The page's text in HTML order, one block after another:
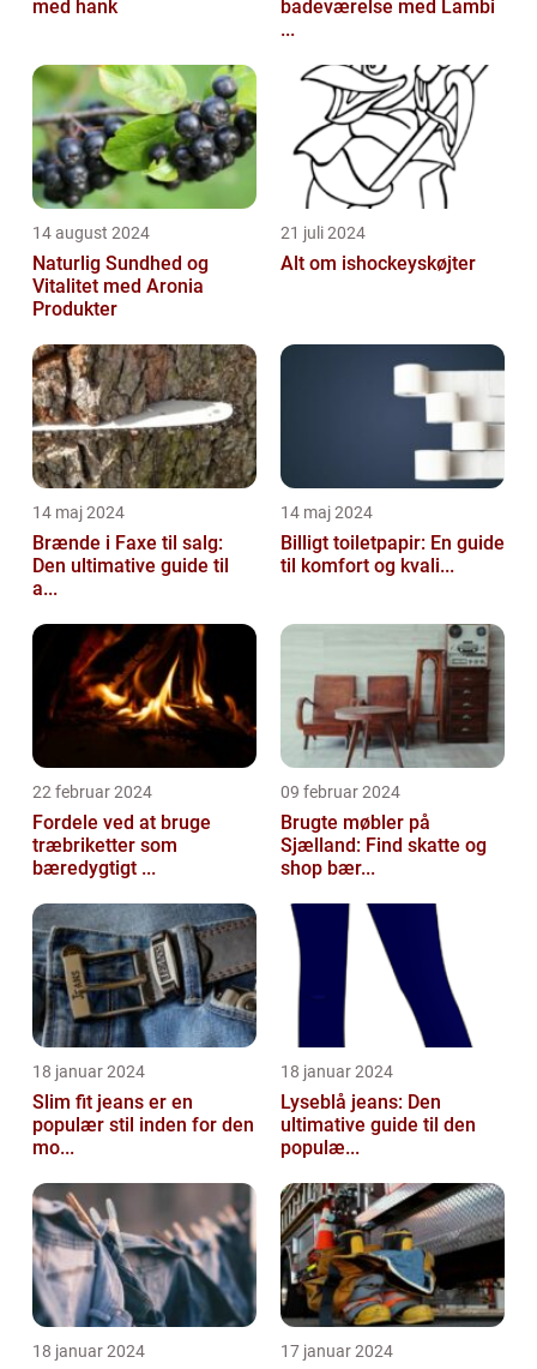
med hank
badeværelse med Lambi
...
14 august 2024
Naturlig Sundhed og
Vitalitet med Aronia
Produkter
21 juli 2024
Alt om ishockeyskøjter
14 maj 2024
Brænde i Faxe til salg:
Den ultimative guide til
a...
14 maj 2024
Billigt toiletpapir: En guide
til komfort og kvali...
22 februar 2024
Fordele ved at bruge
træbriketter som
bæredygtigt ...
09 februar 2024
Brugte møbler på
Sjælland: Find skatte og
shop bær...
18 januar 2024
Slim fit jeans er en
populær stil inden for den
mo...
18 januar 2024
Lyseblå jeans: Den
ultimative guide til den
populæ...
18 januar 2024 17 januar 2024